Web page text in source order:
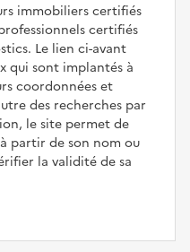
immobiliers certifiés
certifiés
Le lien ci-avant
qui sont implantés à
coordonnées et
des recherches par
le site permet de
partir de son nom ou
la validité de sa